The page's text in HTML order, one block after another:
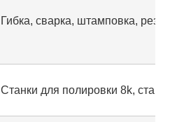
Гибка, сварка, штамповка, резка
Станки для полировки 8k,